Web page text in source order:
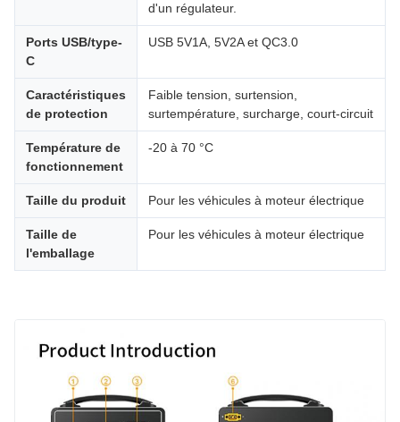
d'un régulateur.
Ports USB/type-
C
USB 5V1A, 5V2A et QC3.0
Caractéristiques
de protection
Faible tension, surtension,
surtempérature, surcharge, court-circuit
Température de
fonctionnement
-20 à 70 °C
Taille du produit Pour les véhicules à moteur électrique
Taille de
l'emballage
Pour les véhicules à moteur électrique